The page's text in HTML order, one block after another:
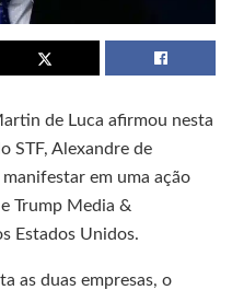
de Luca afirmou nesta
STF, Alexandre de
em uma ação
Trump Media &
Estados Unidos.
as duas empresas, o